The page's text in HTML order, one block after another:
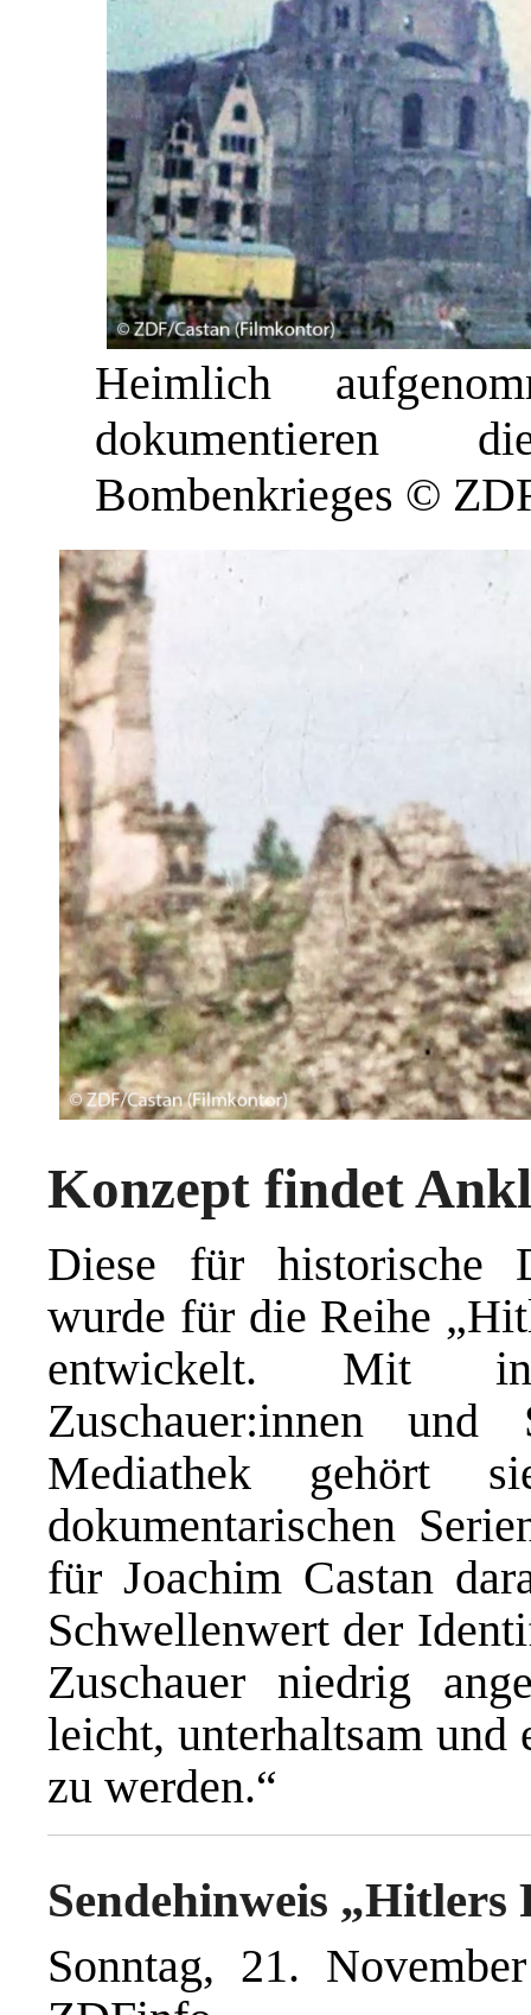
Heimlich
dokumentieren
Bombenkrieges ©
Konzept findet
Diese für historische
wurde für die Reihe
entwickelt. Mit
Zuschauer:innen
Mediathek gehört
dokumentarischen
für Joachim Castan
Schwellenwert der
Zuschauer niedrig
leicht, unterhaltsam und
zu werden.“
Sendehinweis
Sonntag, 21.